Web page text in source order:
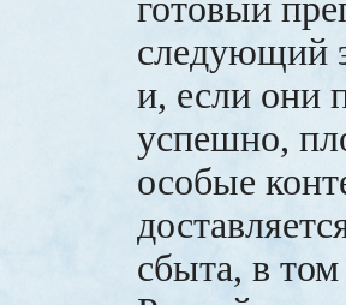
готовый
следующий
и, если они
успешно,
особые
сбыта, в